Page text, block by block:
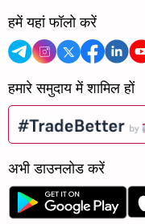
हमें यहां फॉलो करें
हमारे समुदाय में शामिल हों
अभी डाउनलोड करें